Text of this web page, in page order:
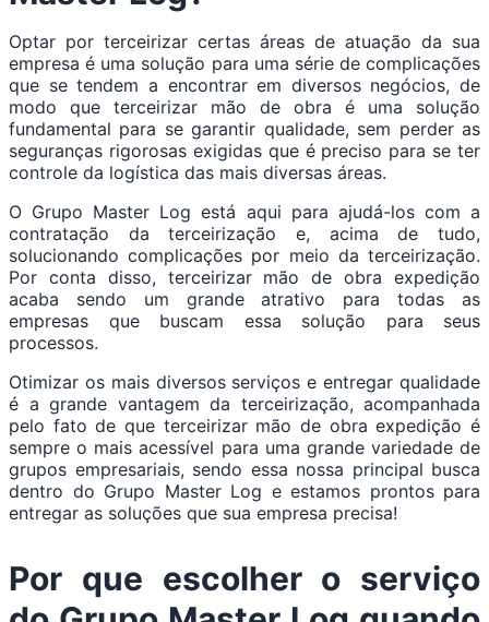
Optar por terceirizar certas áreas de atuação da sua
empresa é uma solução para uma série de complicações
que se tendem a encontrar em diversos negócios, de
modo que terceirizar mão de obra é uma solução
fundamental para se garantir qualidade, sem perder as
seguranças rigorosas exigidas que é preciso para se ter
controle da logística das mais diversas áreas.
O Grupo Master Log está aqui para ajudá-los com a
contratação da terceirização e, acima de tudo,
solucionando complicações por meio da terceirização.
Por conta disso, terceirizar mão de obra expedição
acaba sendo um grande atrativo para todas as
empresas que buscam essa solução para seus
processos.
Otimizar os mais diversos serviços e entregar qualidade
é a grande vantagem da terceirização, acompanhada
pelo fato de que terceirizar mão de obra expedição é
sempre o mais acessível para uma grande variedade de
grupos empresariais, sendo essa nossa principal busca
dentro do Grupo Master Log e estamos prontos para
entregar as soluções que sua empresa precisa!
Por que escolher o serviço